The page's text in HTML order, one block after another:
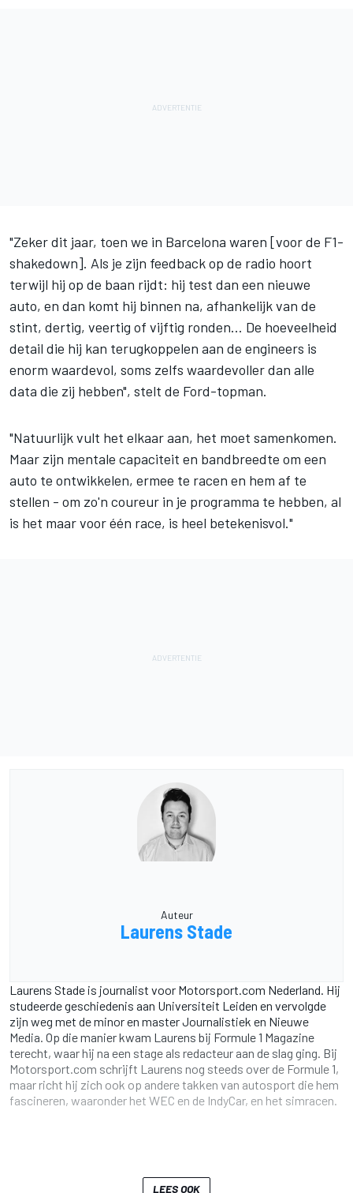
"Zeker dit jaar, toen we in Barcelona waren [voor de F1-
shakedown]. Als je zijn feedback op de radio hoort
terwijl hij op de baan rijdt: hij test dan een nieuwe
auto, en dan komt hij binnen na, afhankelijk van de
stint, dertig, veertig of vijftig ronden... De hoeveelheid
detail die hij kan terugkoppelen aan de engineers is
enorm waardevol, soms zelfs waardevoller dan alle
data die zij hebben", stelt de Ford-topman.
"Natuurlijk vult het elkaar aan, het moet samenkomen.
Maar zijn mentale capaciteit en bandbreedte om een
auto te ontwikkelen, ermee te racen en hem af te
stellen - om zo'n coureur in je programma te hebben, al
is het maar voor één race, is heel betekenisvol."
Auteur
Laurens Stade
Laurens Stade is journalist voor Motorsport.com Nederland. Hij
studeerde geschiedenis aan Universiteit Leiden en vervolgde
zijn weg met de minor en master Journalistiek en Nieuwe
Media. Op die manier kwam Laurens bij Formule 1 Magazine
terecht, waar hij na een stage als redacteur aan de slag ging. Bij
Motorsport.com schrijft Laurens nog steeds over de Formule 1,
maar richt hij zich ook op andere takken van autosport die hem
fascineren, waaronder het WEC en de IndyCar, en het simracen.
LEES OOK